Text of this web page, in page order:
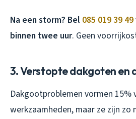
Na een storm? Bel 085 019 39 49
binnen twee uur. Geen
3. Verstopte dakgoten en
Dakgootproblemen vormen 15%
werkzaamheden, maar ze zijn zo